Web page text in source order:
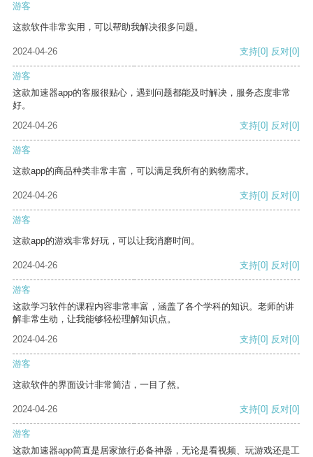
游客
这款软件非常实用，可以帮助我解决很多问题。
2024-04-26 支持[0] 反对[0]
游客
这款加速器app的客服很贴心，遇到问题都能及时解决，服务态度非常
好。
2024-04-26
支持[0] 反对[0]
游客
这款app的商品种类非常丰富，可以满足我所有的购物需求。
2024-04-26 支持[0] 反对[0]
游客
这款app的游戏非常好玩，可以让我消磨时间。
2024-04-26 支持[0] 反对[0]
游客
这款学习软件的课程内容非常丰富，涵盖了各个学科的知识。老师的讲
解非常生动，让我能够轻松理解知识点。
2024-04-26
支持[0] 反对[0]
游客
这款软件的界面设计非常简洁，一目了然。
2024-04-26 支持[0] 反对[0]
游客
这款加速器app简直是居家旅行必备神器，无论是看视频、玩游戏还是工